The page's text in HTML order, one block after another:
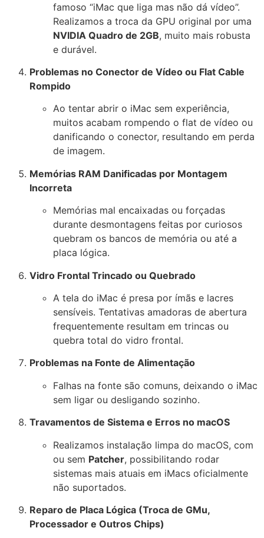
famoso “iMac que liga mas não dá vídeo”.
Realizamos a troca da GPU original por uma
NVIDIA Quadro de 2GB, muito mais robusta
e durável.
Problemas no Conector de Vídeo ou Flat Cable
Rompido
Ao tentar abrir o iMac sem experiência,
muitos acabam rompendo o flat de vídeo ou
danificando o conector, resultando em perda
de imagem.
Memórias RAM Danificadas por Montagem
Incorreta
Memórias mal encaixadas ou forçadas
durante desmontagens feitas por curiosos
quebram os bancos de memória ou até a
placa lógica.
Vidro Frontal Trincado ou Quebrado
A tela do iMac é presa por ímãs e lacres
sensíveis. Tentativas amadoras de abertura
frequentemente resultam em trincas ou
quebra total do vidro frontal.
Problemas na Fonte de Alimentação
Falhas na fonte são comuns, deixando o iMac
sem ligar ou desligando sozinho.
Travamentos de Sistema e Erros no macOS
Realizamos instalação limpa do macOS, com
ou sem Patcher, possibilitando rodar
sistemas mais atuais em iMacs oficialmente
não suportados.
Reparo de Placa Lógica (Troca de GMu,
Processador e Outros Chips)